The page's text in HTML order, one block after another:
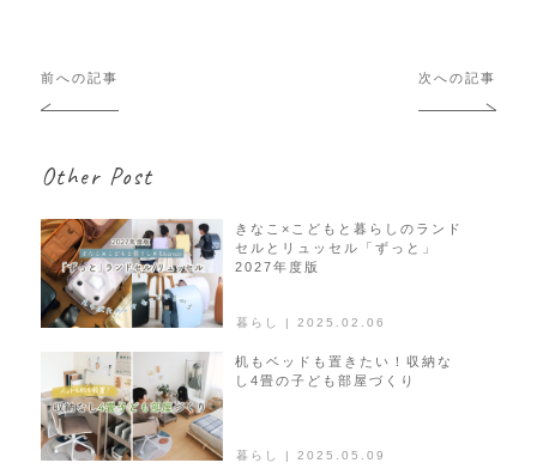
投
稿
ゲ
シ
ョ
ン
前への記事 次への記事
Other Post
暮らし | 2025.02.06
きなこ×こどもと暮らしのランド
セルとリュッセル「ずっと」
2027年度版
暮らし | 2025.05.09
机もベッドも置きたい！収納な
し4畳の子ども部屋づくり